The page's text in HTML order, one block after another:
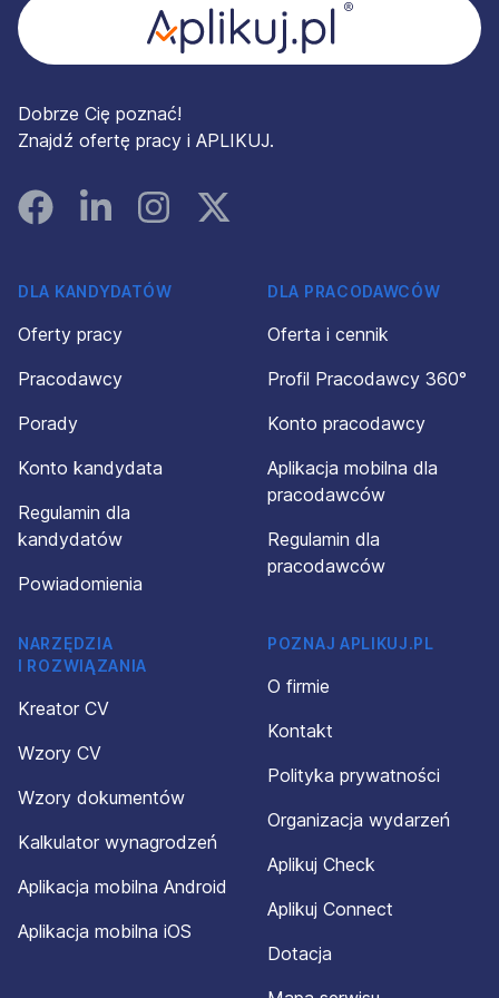
Dobrze Cię poznać!
Znajdź ofertę pracy i APLIKUJ.
FacebookLinked InInstagramInstagram
DLA KANDYDATÓW
Oferty pracy
Pracodawcy
Porady
Konto kandydata
Regulamin dla
kandydatów
Powiadomienia
DLA PRACODAWCÓW
Oferta i cennik
Profil Pracodawcy 360°
Konto pracodawcy
Aplikacja mobilna dla
pracodawców
Regulamin dla
pracodawców
NARZĘDZIA
I ROZWIĄZANIA
Kreator CV
Wzory CV
Wzory dokumentów
Kalkulator wynagrodzeń
Aplikacja mobilna Android
Aplikacja mobilna iOS
POZNAJ APLIKUJ.PL
O firmie
Kontakt
Polityka prywatności
Organizacja wydarzeń
Aplikuj Check
Aplikuj Connect
Dotacja